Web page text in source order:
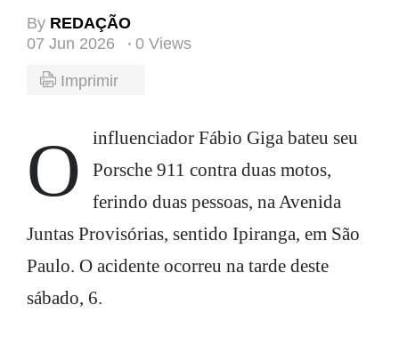
By REDAÇÃO
07 Jun 2026
0 Views
Imprimir
O influenciador Fábio Giga bateu seu
Porsche 911 contra duas motos,
ferindo duas pessoas, na Avenida
Juntas Provisórias, sentido Ipiranga, em São
Paulo. O acidente ocorreu na tarde deste
sábado, 6.